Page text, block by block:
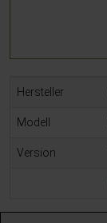
Hersteller
modell
Version